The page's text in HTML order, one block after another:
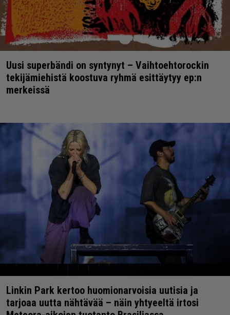
Uusi superbändi on syntynyt – Vaihtoehtorockin
tekijämiehistä koostuva ryhmä esittäytyy ep:n
merkeissä
Linkin Park kertoo huomionarvoisia uutisia ja
tarjoaa uutta nähtävää – näin yhtyeeltä irtosi